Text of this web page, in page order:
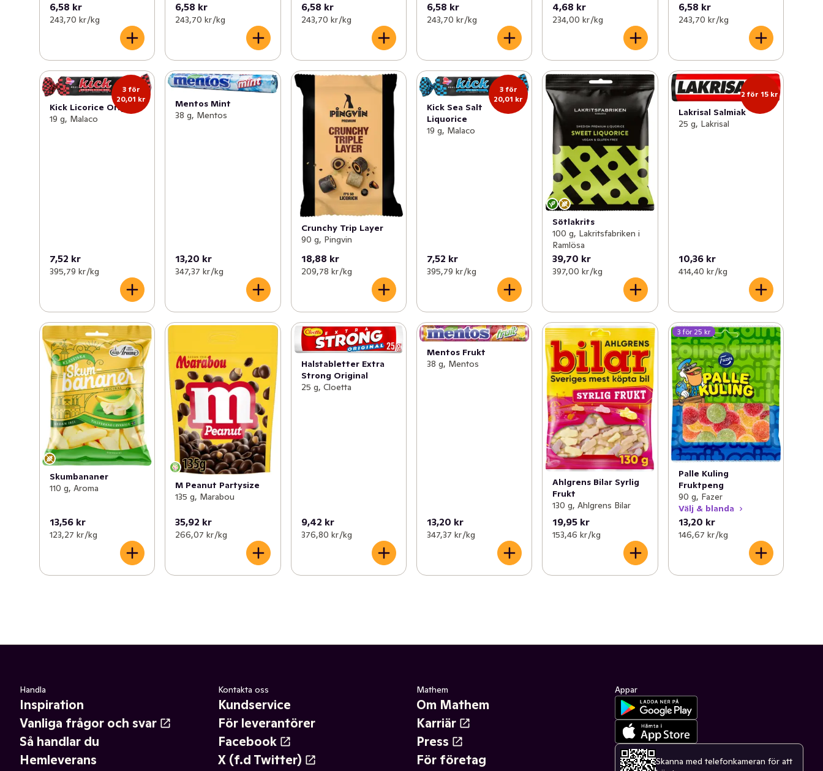
6,58 kr
243,70 kr /kg
6,58 kr
243,70 kr /kg
6,58 kr
243,70 kr /kg
6,58 kr
243,70 kr /kg
4,68 kr
234,00 kr /kg
6,58 kr
243,70 kr /kg
3 för
20,01 kr
Kick Licorice Original
19 g, Malaco
7,52 kr
395,79 kr /kg
Mentos Mint
38 g, Mentos
13,20 kr
347,37 kr /kg
Crunchy Trip Layer
90 g, Pingvin
18,88 kr
209,78 kr /kg
3 för
20,01 kr
Kick Sea Salt
Liquorice
19 g, Malaco
7,52 kr
395,79 kr /kg
Sötlakrits
100 g, Lakritsfabriken i
Ramlösa
39,70 kr
397,00 kr /kg
2 för 15 kr
Lakrisal Salmiak
25 g, Lakrisal
10,36 kr
414,40 kr /kg
Skumbananer
110 g, Aroma
13,56 kr
123,27 kr /kg
M Peanut Partysize
135 g, Marabou
35,92 kr
266,07 kr /kg
Halstabletter Extra
Strong Original
25 g, Cloetta
9,42 kr
376,80 kr /kg
Mentos Frukt
38 g, Mentos
13,20 kr
347,37 kr /kg
Ahlgrens Bilar Syrlig
Frukt
130 g, Ahlgrens Bilar
19,95 kr
153,46 kr /kg
3 för 25 kr
Palle Kuling
Fruktpeng
90 g, Fazer
Välj & blanda
13,20 kr
146,67 kr /kg
Handla
Inspiration
Vanliga frågor och svar
Så handlar du
Hemleverans
Kontakta oss
Kundservice
För leverantörer
Facebook
X (f.d Twitter)
Mathem
Om Mathem
Karriär
Press
För företag
Appar
Skanna med telefonkameran för att